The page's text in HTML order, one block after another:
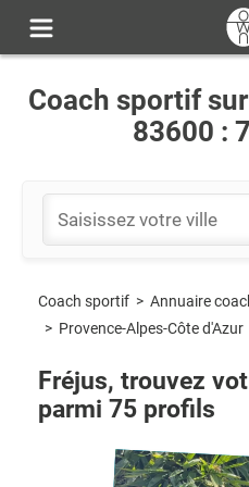
Coach sportif
83600 :
Coach sportif > Annuaire
> Provence-Alpes-Côte d'Azur
Fréjus, trouvez
parmi 75 profils